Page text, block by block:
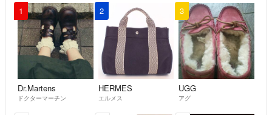
1
Dr.Martens
ドクターマーチン
2
HERMES
エルメス
3
UGG
アグ